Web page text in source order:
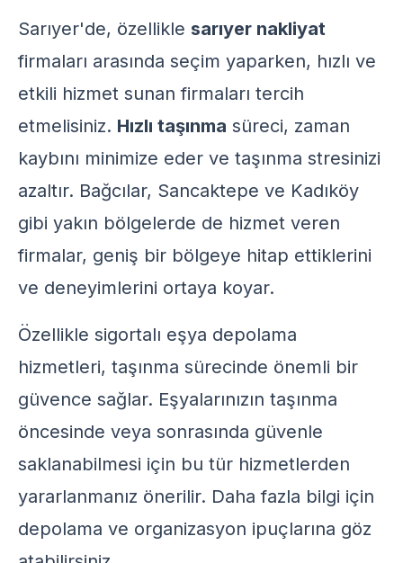
Sarıyer'de, özellikle sarıyer nakliyat
firmaları arasında seçim yaparken, hızlı ve
etkili hizmet sunan firmaları tercih
etmelisiniz. Hızlı taşınma süreci, zaman
kaybını minimize eder ve taşınma stresinizi
azaltır. Bağcılar, Sancaktepe ve Kadıköy
gibi yakın bölgelerde de hizmet veren
firmalar, geniş bir bölgeye hitap ettiklerini
ve deneyimlerini ortaya koyar.
Özellikle sigortalı eşya depolama
hizmetleri, taşınma sürecinde önemli bir
güvence sağlar. Eşyalarınızın taşınma
öncesinde veya sonrasında güvenle
saklanabilmesi için bu tür hizmetlerden
yararlanmanız önerilir. Daha fazla bilgi için
depolama ve organizasyon ipuçlarına göz